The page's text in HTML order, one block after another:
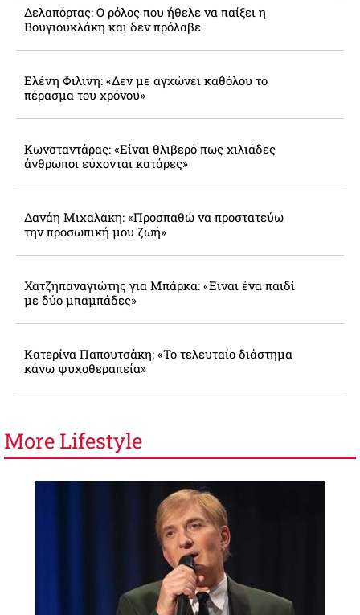
Δελαπόρτας: Ο ρόλος που ήθελε να παίξει η
Βουγιουκλάκη και δεν πρόλαβε
Ελένη Φιλίνη: «Δεν με αγχώνει καθόλου το
πέρασμα του χρόνου»
Κωνσταντάρας: «Είναι θλιβερό πως χιλιάδες
άνθρωποι εύχονται κατάρες»
Δανάη Μιχαλάκη: «Προσπαθώ να προστατεύω
την προσωπική μου ζωή»
Χατζηπαναγιώτης για Μπάρκα: «Είναι ένα παιδί
με δύο μπαμπάδες»
Κατερίνα Παπουτσάκη: «Το τελευταίο διάστημα
κάνω ψυχοθεραπεία»
More Lifestyle